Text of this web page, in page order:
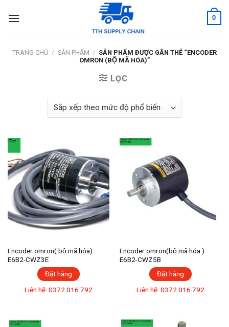
0
TRANG CHỦ / SẢN PHẨM / SẢN PHẨM ĐƯỢC GẮN THẺ “ENCODER
OMRON (BỘ MÃ HÓA)”
LỌC
Encoder omron( bộ mã hóa)
E6B2-CWZ3E
Đặt hàng
Liên hệ: 0372 016 792
Encoder omron(bộ mã hóa )
E6B2-CWZ5B
Đặt hàng
Liên hệ: 0372 016 792